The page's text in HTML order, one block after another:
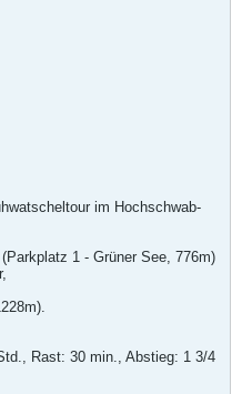
im Hochschwab-
1 - Grüner See, 776m)
Rast: 30 min., Abstieg: 1 3/4